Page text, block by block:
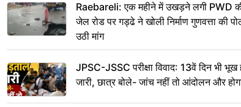
Raebareli: एक महीने में उखड़ने लगी PWD
जेल रोड पर गड्ढे ने खोली निर्माण गुणवत्ता की
उठी मांग
JPSC-JSSC परीक्षा विवाद: 13वें दिन भी
जारी, छात्र बोले- जांच नहीं तो आंदोलन और